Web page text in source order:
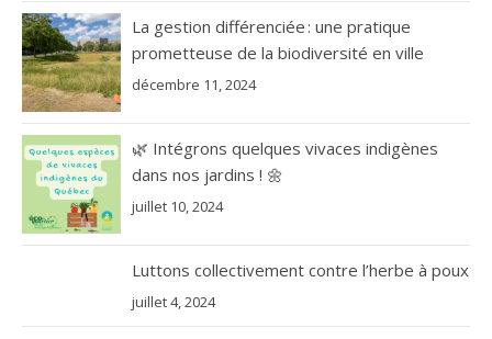
La gestion différenciée : une pratique
prometteuse de la biodiversité en ville
décembre 11, 2024
🌿 Intégrons quelques vivaces indigènes
dans nos jardins ! 🌼
juillet 10, 2024
Luttons collectivement contre l’herbe à poux
juillet 4, 2024